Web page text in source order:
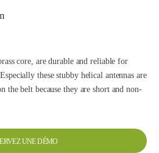
core, are durable and reliable for
these stubby helical antennas are
the belt because they are short and non-
UNE DÉMO